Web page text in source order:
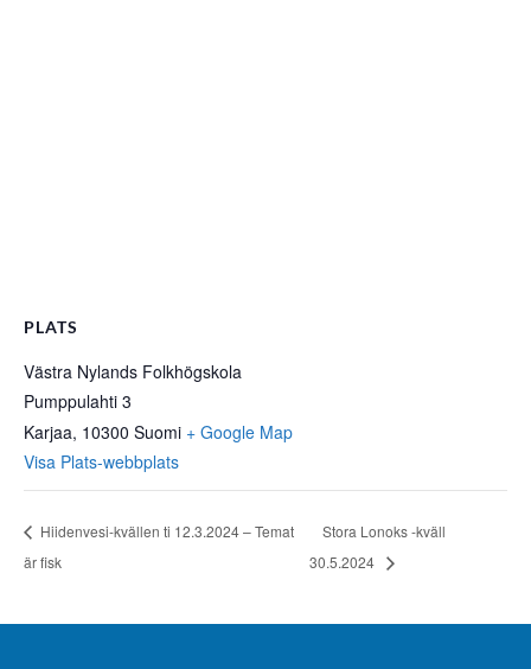
PLATS
Västra Nylands Folkhögskola
Pumppulahti 3
Karjaa, 10300 Suomi + Google Map
Visa Plats-webbplats
Hiidenvesi-kvällen ti 12.3.2024 – Temat
är fisk
Stora Lonoks -kväll
30.5.2024